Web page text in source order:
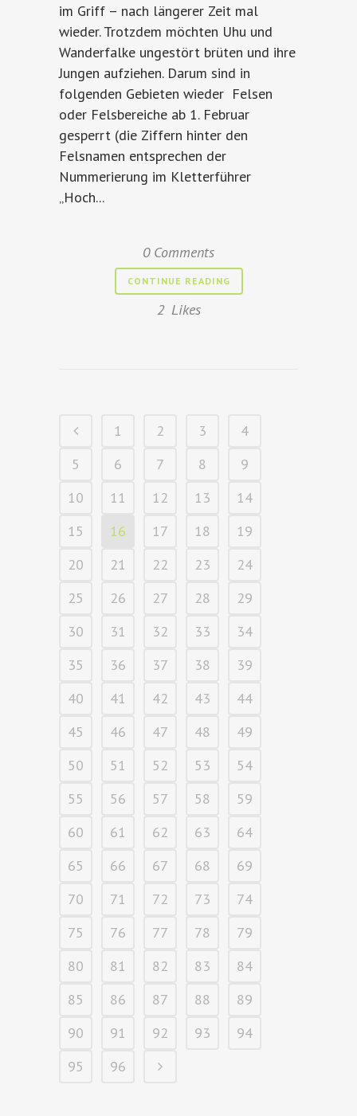
im Griff – nach längerer Zeit mal
wieder. Trotzdem möchten Uhu und
Wanderfalke ungestört brüten und ihre
Jungen aufziehen. Darum sind in
folgenden Gebieten wieder Felsen
oder Felsbereiche ab 1. Februar
gesperrt (die Ziffern hinter den
Felsnamen entsprechen der
Nummerierung im Kletterführer
„Hoch...
0 Comments
CONTINUE READING
2 Likes
1 2 3
4
5
6 7 8
9
10
11 12 13
14
15
16 17 18
19
20
21 22 23
24
25
26 27 28
29
30
31 32 33
34
35
36 37 38
39
40
41 42 43
44
45
46 47 48
49
50
51 52 53
54
55
56 57 58
59
60
61 62 63
64
65
66 67 68
69
70
71 72 73
74
75
76 77 78
79
80
81 82 83
84
85
86 87 88
89
90
91 92 93
94
95
96